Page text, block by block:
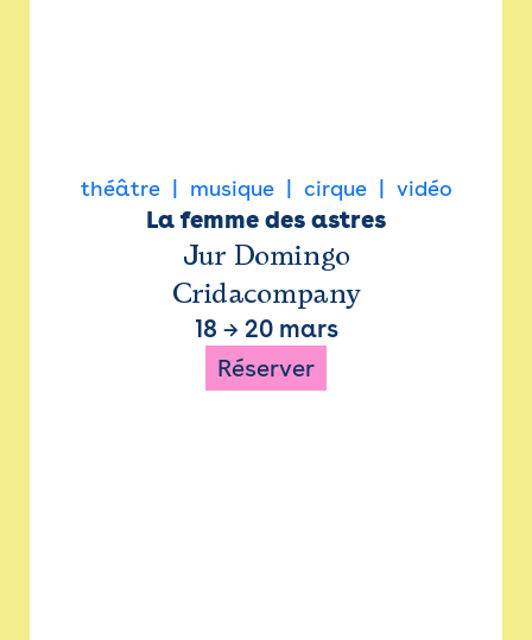
théâtre musique cirque vidéo
La femme des astres
Jur Domingo
Cridacompany
18 → 20 mars
Réserver